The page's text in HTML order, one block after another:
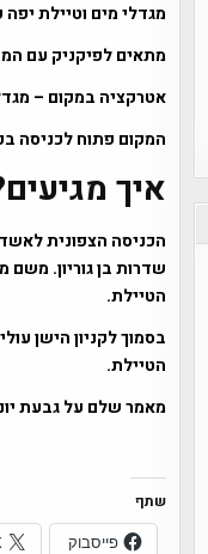
מגדלי מים וטיילת
מתאים לפיקניק עם
אטרקציה במקום –
המקום פתוח לכניסה
איך
שדרות בן גוריון. משם
הטיילת.
בסמוך לקניון הישן
הטיילת.
מאמר שלם על גבעת
שתף
פייסבוק